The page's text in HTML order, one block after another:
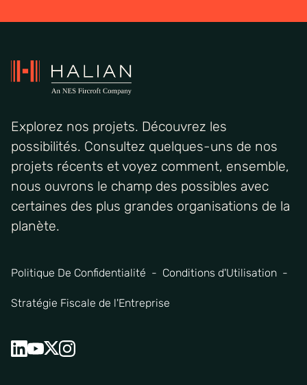
Explorez nos projets. Découvrez les
possibilités. Consultez quelques-uns de nos
projets récents et voyez comment, ensemble,
nous ouvrons le champ des possibles avec
certaines des plus grandes organisations de la
planète.
Politique De Confidentialité Conditions d'Utilisation
Stratégie Fiscale de l'Entreprise